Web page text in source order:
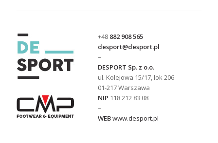
+48 882 908 565
desport@desport.pl
–
DESPORT Sp. z o.o.
ul. Kolejowa 15/17, lok 206
01-217 Warszawa
NIP 118 212 83 08
–
WEBwww.desport.pl